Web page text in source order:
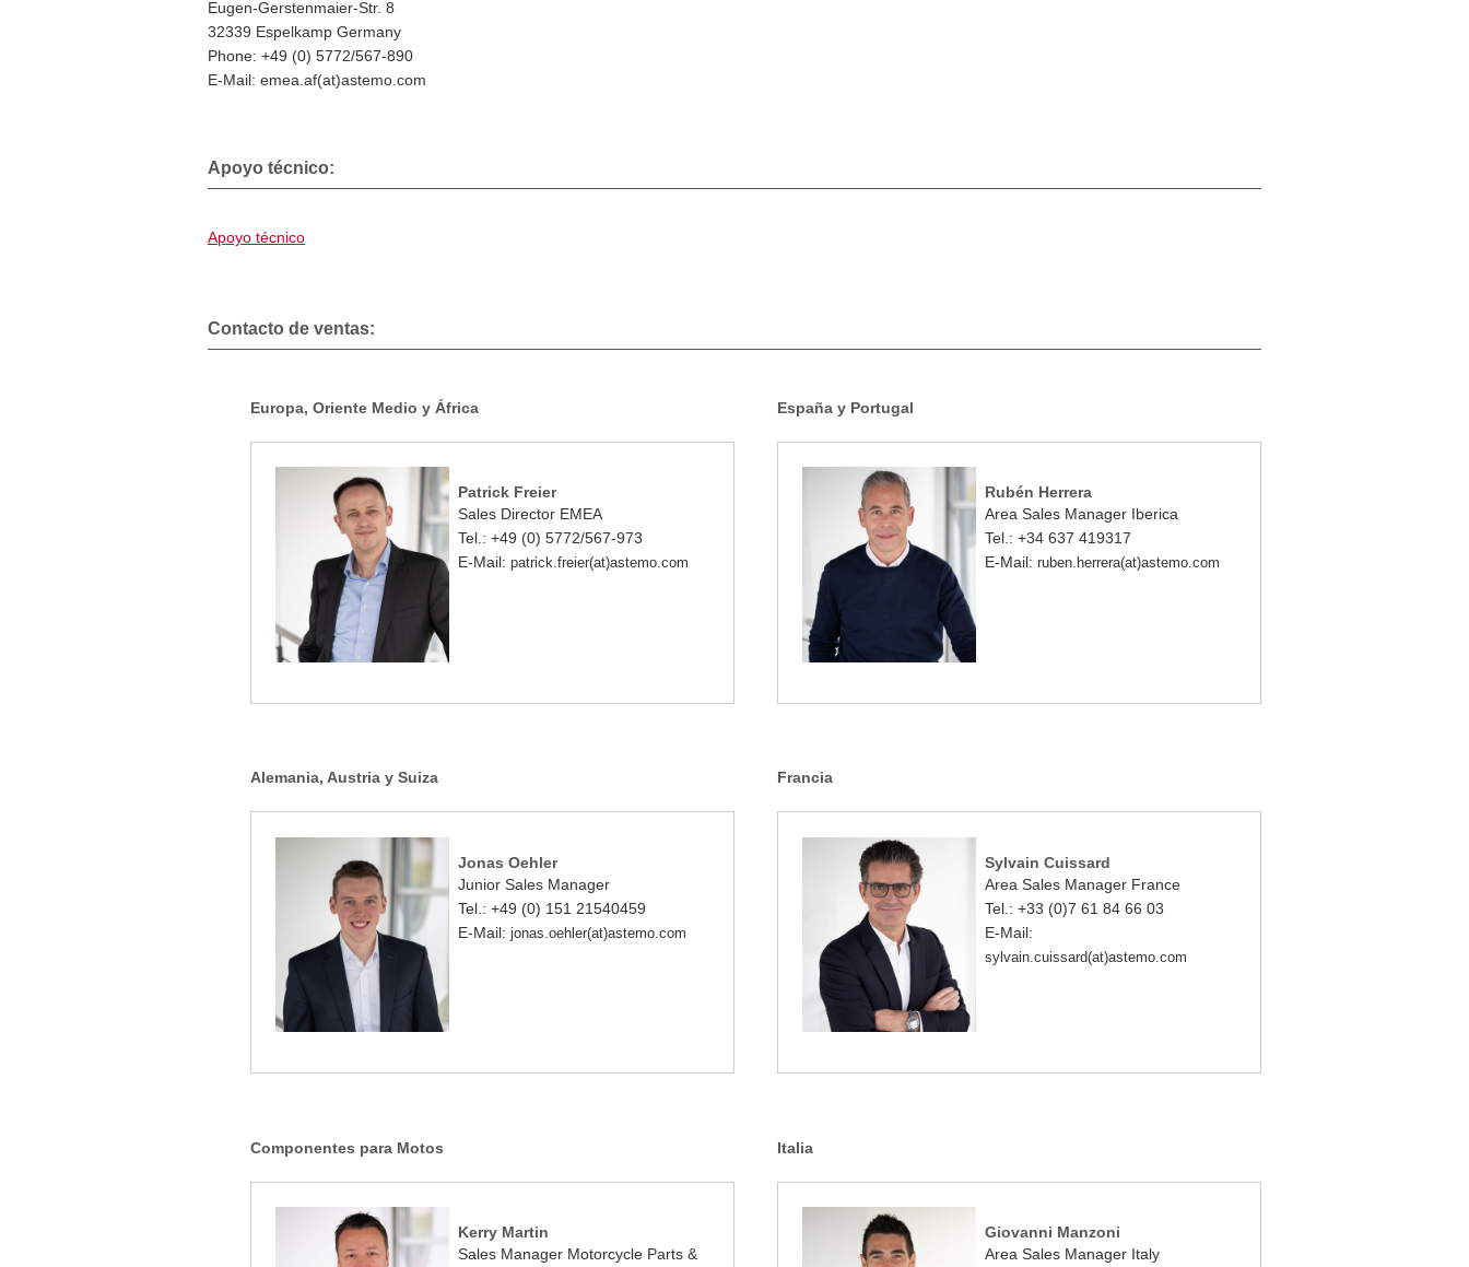
Eugen-Gerstenmaier-Str. 8
32339 Espelkamp Germany
Phone: +49 (0) 5772/567-890
E-Mail: emea.af(at)astemo.com
Apoyo técnico:
Apoyo técnico
Contacto de ventas:
Europa, Oriente Medio y África
Patrick Freier
Sales Director EMEA
Tel.: +49 (0) 5772/567-973
E-Mail: patrick.freier(at)astemo.com
España y Portugal
Rubén Herrera
Area Sales Manager Iberica
Tel.: +34 637 419317
E-Mail: ruben.herrera(at)astemo.com
Alemania, Austria y Suiza
Jonas Oehler
Junior Sales Manager
Tel.: +49 (0) 151 21540459
E-Mail: jonas.oehler(at)astemo.com
Francia
Sylvain Cuissard
Area Sales Manager France
Tel.: +33 (0)7 61 84 66 03
E-Mail:
sylvain.cuissard(at)astemo.com
Componentes para Motos
Kerry Martin
Sales Manager Motorcycle Parts &
Italia
Giovanni Manzoni
Area Sales Manager Italy